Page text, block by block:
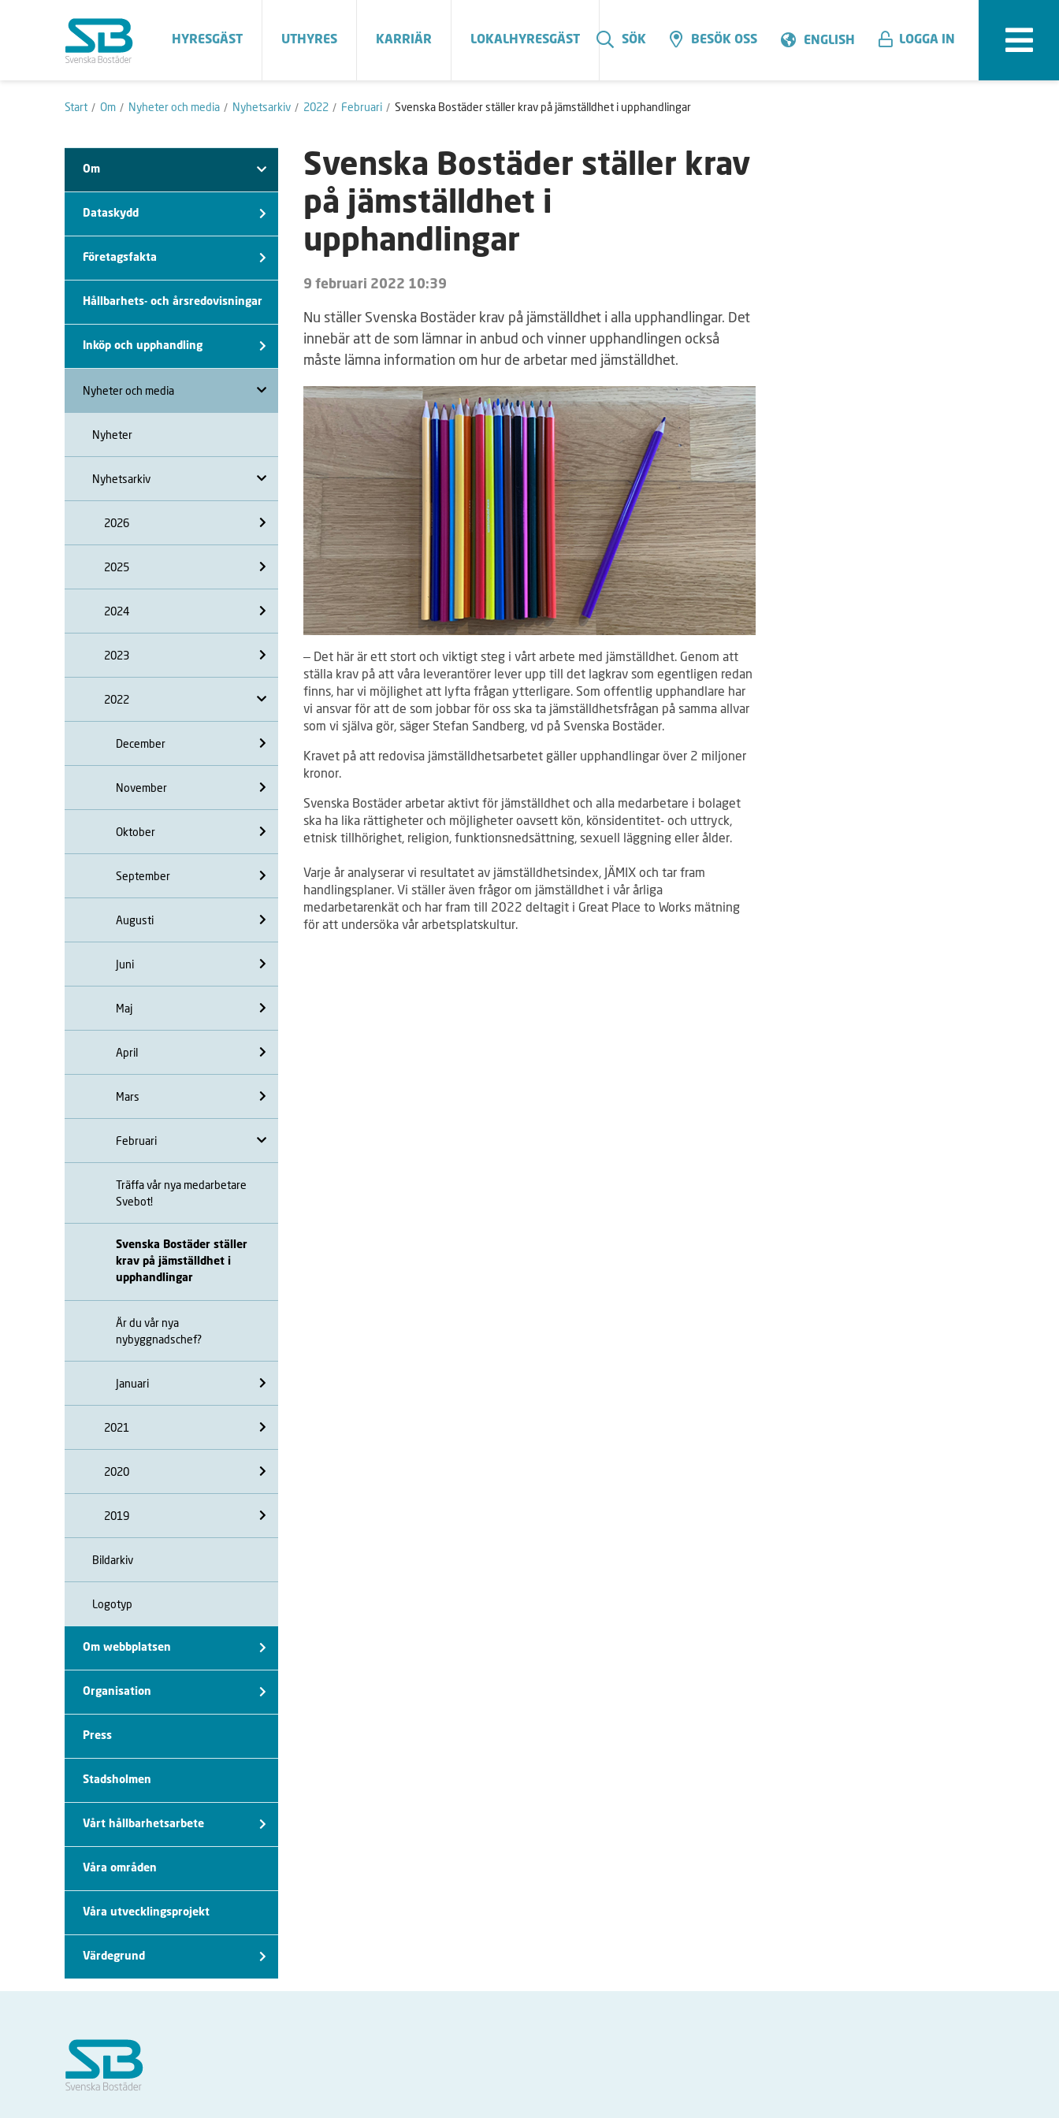
HYRESGÄST UTHYRES KARRIÄR LOKALHYRESGÄST SÖK BESÖK OSS ENGLISH LOGGA IN
Start Om Nyheter och media Nyhetsarkiv 2022 Februari Svenska Bostäder ställer krav på jämställdhet i upphandlingar
Om
Dataskydd
Företagsfakta
Hållbarhets- och årsredovisningar
Inköp och upphandling
Nyheter och media
Nyheter
Nyhetsarkiv
2026
2025
2024
2023
2022
December
November
Oktober
September
Augusti
Juni
Maj
April
Mars
Februari
Träffa vår nya medarbetare
Svebot!
Svenska Bostäder ställer
krav på jämställdhet i
upphandlingar
Är du vår nya
nybyggnadschef?
Januari
2021
2020
2019
Bildarkiv
Logotyp
Om webbplatsen
Organisation
Press
Stadsholmen
Vårt hållbarhetsarbete
Våra områden
Våra utvecklingsprojekt
Värdegrund
Svenska Bostäder ställer krav
på jämställdhet i
upphandlingar
9 februari 2022 10:39
Nu ställer Svenska Bostäder krav på jämställdhet i alla upphandlingar. Det
innebär att de som lämnar in anbud och vinner upphandlingen också
måste lämna information om hur de arbetar med jämställdhet.
– Det här är ett stort och viktigt steg i vårt arbete med jämställdhet. Genom att
ställa krav på att våra leverantörer lever upp till det lagkrav som egentligen redan
finns, har vi möjlighet att lyfta frågan ytterligare. Som offentlig upphandlare har
vi ansvar för att de som jobbar för oss ska ta jämställdhetsfrågan på samma allvar
som vi själva gör, säger Stefan Sandberg, vd på Svenska Bostäder.
Kravet på att redovisa jämställdhetsarbetet gäller upphandlingar över 2 miljoner
kronor.
Svenska Bostäder arbetar aktivt för jämställdhet och alla medarbetare i bolaget
ska ha lika rättigheter och möjligheter oavsett kön, könsidentitet- och uttryck,
etnisk tillhörighet, religion, funktionsnedsättning, sexuell läggning eller ålder.
Varje år analyserar vi resultatet av jämställdhetsindex, JÄMIX och tar fram
handlingsplaner. Vi ställer även frågor om jämställdhet i vår årliga
medarbetarenkät och har fram till 2022 deltagit i Great Place to Works mätning
för att undersöka vår arbetsplatskultur.